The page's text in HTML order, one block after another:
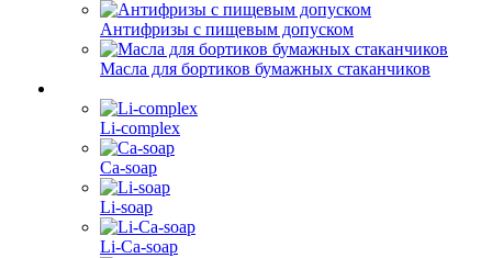
Антифризы с пищевым допуском
Масла для бортиков бумажных стаканчиков
Li-complex
Ca-soap
Li-soap
Li-Ca-soap